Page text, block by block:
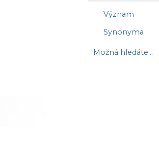
Význam
Synonyma
Možná hledáte...